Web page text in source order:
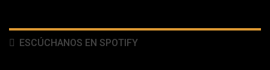
ESCÚCHANOS EN SPOTIFY